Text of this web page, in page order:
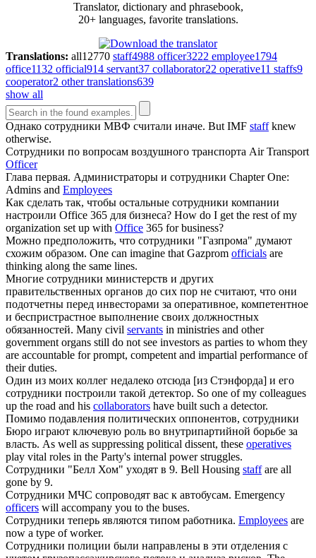
Translator, dictionary and phrasebook,
20+ languages, favorite translations.
Translations: all12770 staff4988 officer3222 employee1794
office1132 official914 servant37 collaborator22 operative11 staffs9
cooperator2 other translations639
show all
Однако сотрудники МВФ считали иначе. But IMF staffknew
otherwise.
Сотрудники по вопросам воздушного транспорта Air Transport
Officer
Глава первая. Администраторы и сотрудники Chapter One:
Admins and Employees
Как сделать так, чтобы остальные сотрудники компании
настроили Office 365 для бизнеса? How do I get the rest of my
organization set up with Office 365 for business?
Можно предположить, что сотрудники "Газпрома" думают
схожим образом. One can imagine that Gazprom officials are
thinking along the same lines.
Многие сотрудники министерств и других
правительственных органов до сих пор не считают, что они
подотчетны перед инвесторами за оперативное, компетентное
и беспристрастное выполнение своих должностных
обязанностей. Many civil servants in ministries and other
government organs still do not see investors as parties to whom they
are accountable for prompt, competent and impartial performance of
their duties.
Один из моих коллег недалеко отсюда [из Стэнфорда] и его
сотрудники построили такой детектор. So one of my colleagues
up the road and his collaborators have built such a detector.
Помимо подавления политических оппонентов, сотрудники
Бюро играют ключевую роль во внутрипартийной борьбе за
власть. As well as suppressing political dissent, these operatives
play vital roles in the Party's internal power struggles.
Сотрудники "Белл Хом" уходят в 9. Bell Housing staffare all
gone by 9.
Сотрудники МЧС сопроводят вас к автобусам. Emergency
officers will accompany you to the buses.
Сотрудники теперь являются типом работника. Employees are
now a type of worker.
Сотрудники полиции были направлены в эти отделения с